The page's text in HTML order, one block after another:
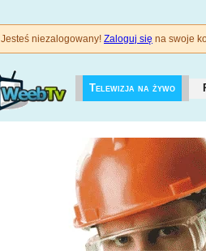
Jesteś niezalogowany! Zaloguj się na swoje
Telewizja na żywo